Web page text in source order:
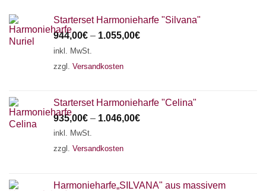
Starterset Harmonieharfe "Silvana"
944,00€ – 1.055,00€
inkl. MwSt.
zzgl. Versandkosten
Starterset Harmonieharfe "Celina"
935,00€ – 1.046,00€
inkl. MwSt.
zzgl. Versandkosten
Harmonieharfe„SILVANA" aus massivem